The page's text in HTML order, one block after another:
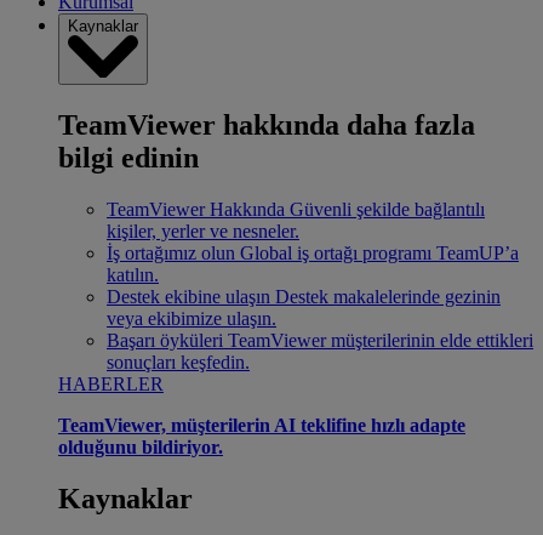
Kaynaklar
TeamViewer hakkında daha fazla
bilgi edinin
TeamViewer Hakkında Güvenli şekilde bağlantılı
kişiler, yerler ve nesneler.
İş ortağımız olun Global iş ortağı programı TeamUP’a
katılın.
Destek ekibine ulaşın Destek makalelerinde gezinin
veya ekibimize ulaşın.
Başarı öyküleri TeamViewer müşterilerinin elde ettikleri
sonuçları keşfedin.
HABERLER
TeamViewer, müşterilerin AI teklifine hızlı adapte
olduğunu bildiriyor.
Kaynaklar